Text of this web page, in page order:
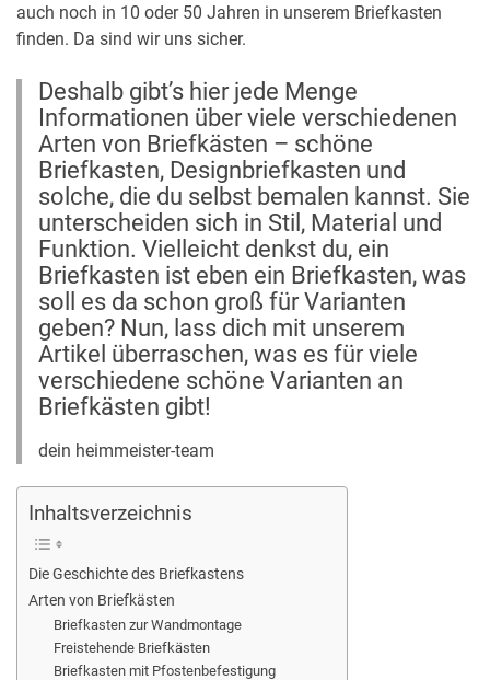
auch noch in 10 oder 50 Jahren in unserem Briefkasten
finden. Da sind wir uns sicher.
Deshalb gibt’s hier jede Menge
Informationen über viele verschiedenen
Arten von Briefkästen – schöne
Briefkasten, Designbriefkasten und
solche, die du selbst bemalen kannst. Sie
unterscheiden sich in Stil, Material und
Funktion. Vielleicht denkst du, ein
Briefkasten ist eben ein Briefkasten, was
soll es da schon groß für Varianten
geben? Nun, lass dich mit unserem
Artikel überraschen, was es für viele
verschiedene schöne Varianten an
Briefkästen gibt!
dein heimmeister-team
Inhaltsverzeichnis
Die Geschichte des Briefkastens
Arten von Briefkästen
Briefkasten zur Wandmontage
Freistehende Briefkästen
Briefkasten mit Pfostenbefestigung